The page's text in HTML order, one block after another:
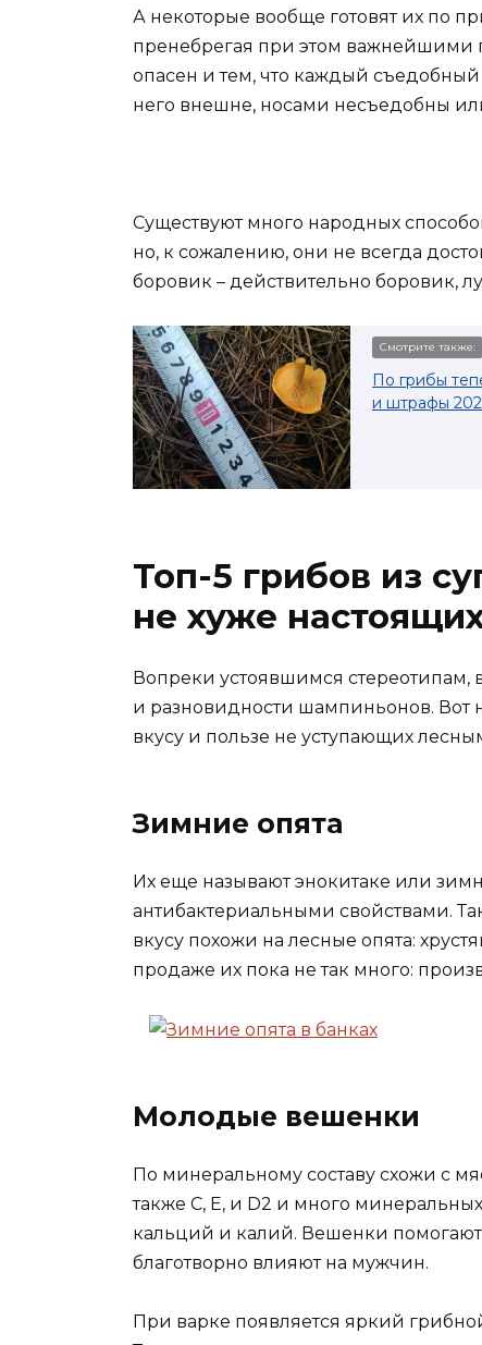
А некоторые вообще готовят их по
пренебрегая при этом важнейшими
опасен и тем, что каждый
него внешне, носами несъедобны
Существуют много народных
но, к сожалению, они не всегда
боровик – действительно боровик,
Смотрите также:
По грибы
и штрафы
Топ-5 грибов из
не хуже
Вопреки устоявшимся стереотипам,
и разновидности шампиньонов. Вот
вкусу и пользе не уступающих
Зимние опята
Их еще называют энокитаке или
антибактериальными свойствами.
вкусу похожи на лесные опята:
продаже их пока не так много:
Молодые вешенки
По минеральному составу схожи с
также С, Е, и D2 и много
кальций и калий. Вешенки помогают
благотворно влияют на мужчин.
При варке появляется яркий